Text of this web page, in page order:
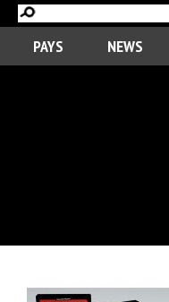
PAYS NEWS